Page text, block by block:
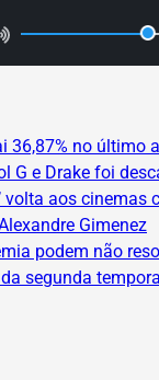
36,87% no último
G e Drake foi
volta aos
Gimenez
podem não
segunda